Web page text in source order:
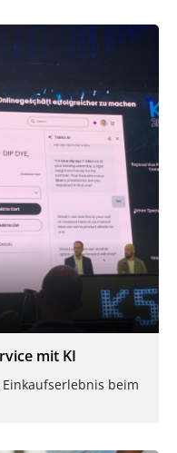
mit KI
beim